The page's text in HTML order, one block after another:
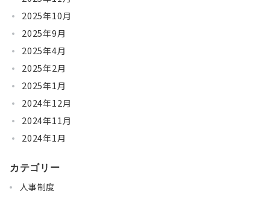
2025年10月
2025年9月
2025年4月
2025年2月
2025年1月
2024年12月
2024年11月
2024年1月
カテゴリー
人事制度